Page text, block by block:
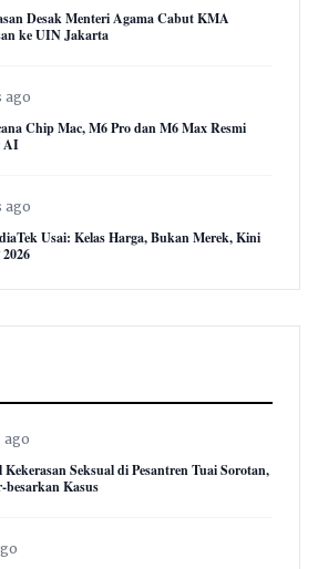
Desak Menteri Agama Cabut KMA
ke UIN Jakarta
ago
Chip Mac, M6 Pro dan M6 Max Resmi
AI
ago
Usai: Kelas Harga, Bukan Merek, Kini
ago
Kekerasan Seksual di Pesantren Tuai Sorotan,
besarkan Kasus